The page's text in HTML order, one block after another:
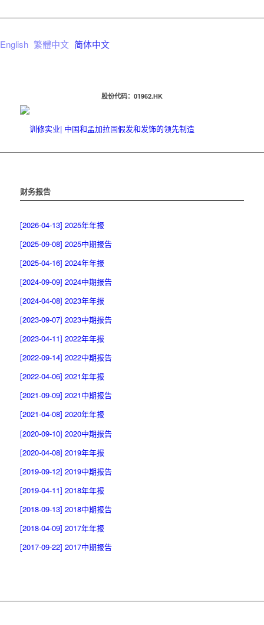
English 繁體中文 简体中文
股份代码：01962.HK
财务报告
[2026-04-13] 2025年年报
[2025-09-08] 2025中期报告
[2025-04-16] 2024年年报
[2024-09-09] 2024中期报告
[2024-04-08] 2023年年报
[2023-09-07] 2023中期报告
[2023-04-11] 2022年年报
[2022-09-14] 2022中期报告
[2022-04-06] 2021年年报
[2021-09-09] 2021中期报告
[2021-04-08] 2020年年报
[2020-09-10] 2020中期报告
[2020-04-08] 2019年年报
[2019-09-12] 2019中期报告
[2019-04-11] 2018年年报
[2018-09-13] 2018中期报告
[2018-04-09] 2017年年报
[2017-09-22] 2017中期报告